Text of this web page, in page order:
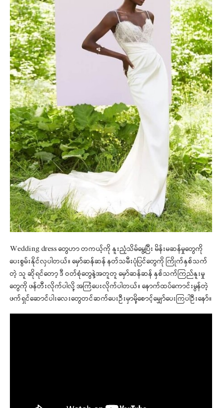
Wedding dress တွေဟာ တကယ့်ကို နူးညံ့သိမ်မွေ့ပြီး မိန်းမဆန်မှုတွေကို
ပေးစွမ်းနိုင်လှပါတယ်။ မှော်ဆန်ဆန် နတ်သမီးပုံပြင်တွေကို ကြိုက်နှစ်သက်
တဲ့ သူ ဆိုရင်တော့ ဒီ ဝတ်စုံတွေနဲ့အတူတူ မှော်ဆန်ဆန် နှစ်သက်ကြည်နူးမှု
တွေကို ဖန်တီးလိုက်ပါလို့ အကြံပေးလိုက်ပါတယ်။ နောက်ထပ်ကောင်းမွန်တဲ့
ဖက်ရှင်ဆောင်ပါးလေးတွေတင်ဆက်ပေးဦးမှာမို့စောင့်မျှော်ပေးကြပါဦးနော်။